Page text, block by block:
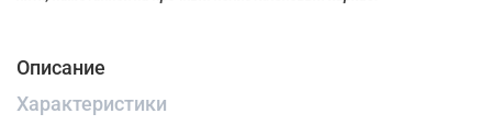
Описание
Характеристики